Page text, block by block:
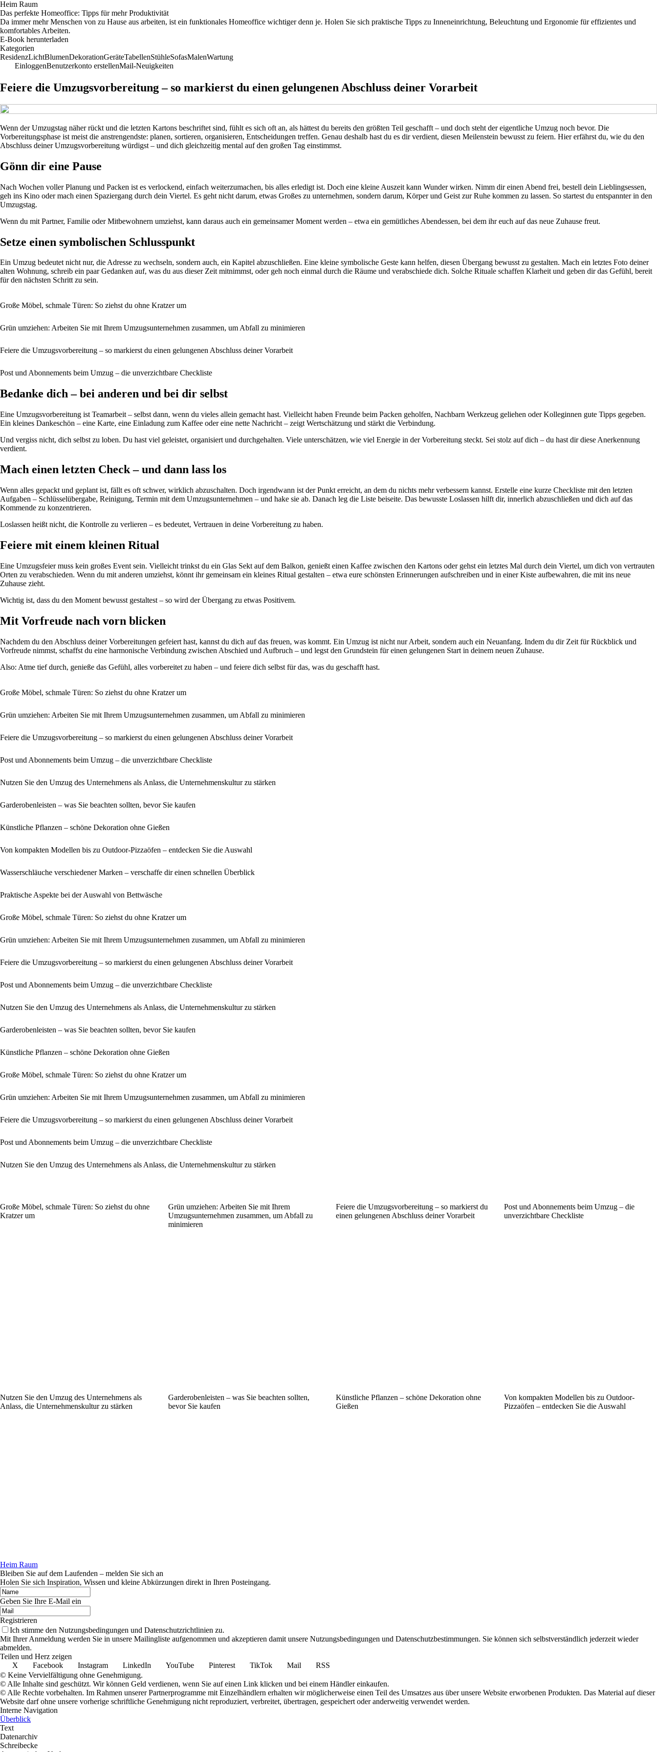
Heim Raum
Das perfekte Homeoffice: Tipps für mehr Produktivität
Da immer mehr Menschen von zu Hause aus arbeiten, ist ein funktionales Homeoffice wichtiger denn je. Holen Sie sich praktische Tipps zu Inneneinrichtung, Beleuchtung und Ergonomie für effizientes und
komfortables Arbeiten.
E-Book herunterladen
Kategorien
ResidenzLichtBlumenDekorationGeräteTabellenStühleSofasMalenWartung
EinloggenBenutzerkonto erstellenMail-Neuigkeiten
Feiere die Umzugsvorbereitung – so markierst du einen gelungenen Abschluss deiner Vorarbeit
Wenn der Umzugstag näher rückt und die letzten Kartons beschriftet sind, fühlt es sich oft an, als hättest du bereits den größten Teil geschafft – und doch steht der eigentliche Umzug noch bevor. Die
Vorbereitungsphase ist meist die anstrengendste: planen, sortieren, organisieren, Entscheidungen treffen. Genau deshalb hast du es dir verdient, diesen Meilenstein bewusst zu feiern. Hier erfährst du, wie du den
Abschluss deiner Umzugsvorbereitung würdigst – und dich gleichzeitig mental auf den großen Tag einstimmst.
Gönn dir eine Pause
Nach Wochen voller Planung und Packen ist es verlockend, einfach weiterzumachen, bis alles erledigt ist. Doch eine kleine Auszeit kann Wunder wirken. Nimm dir einen Abend frei, bestell dein Lieblingsessen,
geh ins Kino oder mach einen Spaziergang durch dein Viertel. Es geht nicht darum, etwas Großes zu unternehmen, sondern darum, Körper und Geist zur Ruhe kommen zu lassen. So startest du entspannter in den
Umzugstag.
Wenn du mit Partner, Familie oder Mitbewohnern umziehst, kann daraus auch ein gemeinsamer Moment werden – etwa ein gemütliches Abendessen, bei dem ihr euch auf das neue Zuhause freut.
Setze einen symbolischen Schlusspunkt
Ein Umzug bedeutet nicht nur, die Adresse zu wechseln, sondern auch, ein Kapitel abzuschließen. Eine kleine symbolische Geste kann helfen, diesen Übergang bewusst zu gestalten. Mach ein letztes Foto deiner
alten Wohnung, schreib ein paar Gedanken auf, was du aus dieser Zeit mitnimmst, oder geh noch einmal durch die Räume und verabschiede dich. Solche Rituale schaffen Klarheit und geben dir das Gefühl, bereit
für den nächsten Schritt zu sein.
Große Möbel, schmale Türen: So ziehst du ohne Kratzer um
Grün umziehen: Arbeiten Sie mit Ihrem Umzugsunternehmen zusammen, um Abfall zu minimieren
Feiere die Umzugsvorbereitung – so markierst du einen gelungenen Abschluss deiner Vorarbeit
Post und Abonnements beim Umzug – die unverzichtbare Checkliste
Bedanke dich – bei anderen und bei dir selbst
Eine Umzugsvorbereitung ist Teamarbeit – selbst dann, wenn du vieles allein gemacht hast. Vielleicht haben Freunde beim Packen geholfen, Nachbarn Werkzeug geliehen oder Kolleginnen gute Tipps gegeben.
Ein kleines Dankeschön – eine Karte, eine Einladung zum Kaffee oder eine nette Nachricht – zeigt Wertschätzung und stärkt die Verbindung.
Und vergiss nicht, dich selbst zu loben. Du hast viel geleistet, organisiert und durchgehalten. Viele unterschätzen, wie viel Energie in der Vorbereitung steckt. Sei stolz auf dich – du hast dir diese Anerkennung
verdient.
Mach einen letzten Check – und dann lass los
Wenn alles gepackt und geplant ist, fällt es oft schwer, wirklich abzuschalten. Doch irgendwann ist der Punkt erreicht, an dem du nichts mehr verbessern kannst. Erstelle eine kurze Checkliste mit den letzten
Aufgaben – Schlüsselübergabe, Reinigung, Termin mit dem Umzugsunternehmen – und hake sie ab. Danach leg die Liste beiseite. Das bewusste Loslassen hilft dir, innerlich abzuschließen und dich auf das
Kommende zu konzentrieren.
Loslassen heißt nicht, die Kontrolle zu verlieren – es bedeutet, Vertrauen in deine Vorbereitung zu haben.
Feiere mit einem kleinen Ritual
Eine Umzugsfeier muss kein großes Event sein. Vielleicht trinkst du ein Glas Sekt auf dem Balkon, genießt einen Kaffee zwischen den Kartons oder gehst ein letztes Mal durch dein Viertel, um dich von vertrauten
Orten zu verabschieden. Wenn du mit anderen umziehst, könnt ihr gemeinsam ein kleines Ritual gestalten – etwa eure schönsten Erinnerungen aufschreiben und in einer Kiste aufbewahren, die mit ins neue
Zuhause zieht.
Wichtig ist, dass du den Moment bewusst gestaltest – so wird der Übergang zu etwas Positivem.
Mit Vorfreude nach vorn blicken
Nachdem du den Abschluss deiner Vorbereitungen gefeiert hast, kannst du dich auf das freuen, was kommt. Ein Umzug ist nicht nur Arbeit, sondern auch ein Neuanfang. Indem du dir Zeit für Rückblick und
Vorfreude nimmst, schaffst du eine harmonische Verbindung zwischen Abschied und Aufbruch – und legst den Grundstein für einen gelungenen Start in deinem neuen Zuhause.
Also: Atme tief durch, genieße das Gefühl, alles vorbereitet zu haben – und feiere dich selbst für das, was du geschafft hast.
Große Möbel, schmale Türen: So ziehst du ohne Kratzer um
Grün umziehen: Arbeiten Sie mit Ihrem Umzugsunternehmen zusammen, um Abfall zu minimieren
Feiere die Umzugsvorbereitung – so markierst du einen gelungenen Abschluss deiner Vorarbeit
Post und Abonnements beim Umzug – die unverzichtbare Checkliste
Nutzen Sie den Umzug des Unternehmens als Anlass, die Unternehmenskultur zu stärken
Garderobenleisten – was Sie beachten sollten, bevor Sie kaufen
Künstliche Pflanzen – schöne Dekoration ohne Gießen
Von kompakten Modellen bis zu Outdoor-Pizzaöfen – entdecken Sie die Auswahl
Wasserschläuche verschiedener Marken – verschaffe dir einen schnellen Überblick
Praktische Aspekte bei der Auswahl von Bettwäsche
Große Möbel, schmale Türen: So ziehst du ohne Kratzer um
Grün umziehen: Arbeiten Sie mit Ihrem Umzugsunternehmen zusammen, um Abfall zu minimieren
Feiere die Umzugsvorbereitung – so markierst du einen gelungenen Abschluss deiner Vorarbeit
Post und Abonnements beim Umzug – die unverzichtbare Checkliste
Nutzen Sie den Umzug des Unternehmens als Anlass, die Unternehmenskultur zu stärken
Garderobenleisten – was Sie beachten sollten, bevor Sie kaufen
Künstliche Pflanzen – schöne Dekoration ohne Gießen
Große Möbel, schmale Türen: So ziehst du ohne Kratzer um
Grün umziehen: Arbeiten Sie mit Ihrem Umzugsunternehmen zusammen, um Abfall zu minimieren
Feiere die Umzugsvorbereitung – so markierst du einen gelungenen Abschluss deiner Vorarbeit
Post und Abonnements beim Umzug – die unverzichtbare Checkliste
Nutzen Sie den Umzug des Unternehmens als Anlass, die Unternehmenskultur zu stärken
Große Möbel, schmale Türen: So ziehst du ohne
Kratzer um
Grün umziehen: Arbeiten Sie mit Ihrem
Umzugsunternehmen zusammen, um Abfall zu
minimieren
Feiere die Umzugsvorbereitung – so markierst du
einen gelungenen Abschluss deiner Vorarbeit
Post und Abonnements beim Umzug – die
unverzichtbare Checkliste
Nutzen Sie den Umzug des Unternehmens als
Anlass, die Unternehmenskultur zu stärken
Garderobenleisten – was Sie beachten sollten,
bevor Sie kaufen
Künstliche Pflanzen – schöne Dekoration ohne
Gießen
Von kompakten Modellen bis zu Outdoor-
Pizzaöfen – entdecken Sie die Auswahl
Heim Raum
Bleiben Sie auf dem Laufenden – melden Sie sich an
Holen Sie sich Inspiration, Wissen und kleine Abkürzungen direkt in Ihren Posteingang.
Geben Sie Ihre E-Mail ein
Registrieren
Ich stimme den Nutzungsbedingungen und Datenschutzrichtlinien zu.
Mit Ihrer Anmeldung werden Sie in unsere Mailingliste aufgenommen und akzeptieren damit unsere Nutzungsbedingungen und Datenschutzbestimmungen. Sie können sich selbstverständlich jederzeit wieder
abmelden.
Teilen und Herz zeigen
X
Facebook Instagram LinkedIn YouTube Pinterest TikTok Mail
RSS
© Keine Vervielfältigung ohne Genehmigung.
© Alle Inhalte sind geschützt. Wir können Geld verdienen, wenn Sie auf einen Link klicken und bei einem Händler einkaufen.
© Alle Rechte vorbehalten. Im Rahmen unserer Partnerprogramme mit Einzelhändlern erhalten wir möglicherweise einen Teil des Umsatzes aus über unsere Website erworbenen Produkten. Das Material auf dieser
Website darf ohne unsere vorherige schriftliche Genehmigung nicht reproduziert, verbreitet, übertragen, gespeichert oder anderweitig verwendet werden.
Interne Navigation
Überblick
Text
Datenarchiv
Schreibecke